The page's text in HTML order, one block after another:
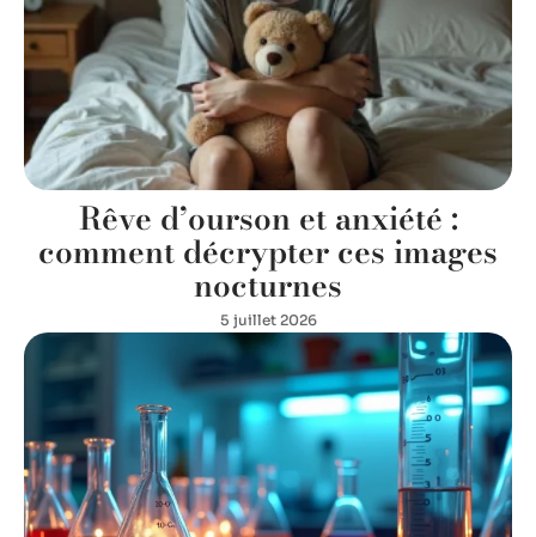
Rêve d’ourson et anxiété :
comment décrypter ces images
nocturnes
5 juillet 2026